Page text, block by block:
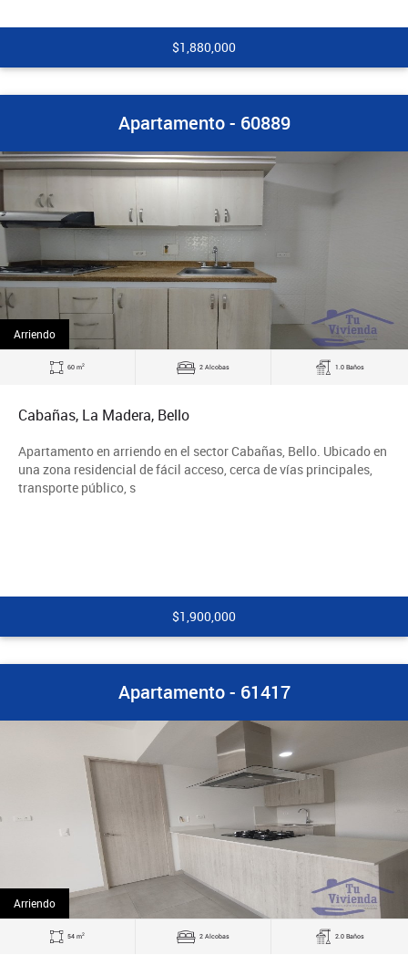
$1,880,000
Apartamento - 60889
Arriendo
60 m2 2 Alcobas 1.0 Baños
Cabañas, La Madera, Bello
Apartamento en arriendo en el sector Cabañas, Bello. Ubicado en
una zona residencial de fácil acceso, cerca de vías principales,
transporte público, s
$1,900,000
Apartamento - 61417
Arriendo
54 m2 2 Alcobas 2.0 Baños